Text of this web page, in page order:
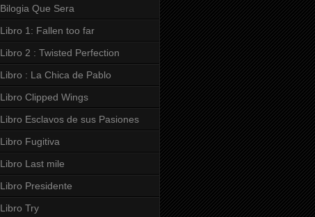
Bilogia Que Sera
Libro 1: Fallen too far
Libro 2 : Twisted Perfection
Libro : La Chica de Pablo
Libro Clipped Wings
Libro Esclavos de sus Pasiones
Libro Fugitiva
Libro Last mile
Libro Presidente
Libro Try